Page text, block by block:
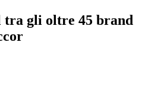
tra gli oltre 45 brand